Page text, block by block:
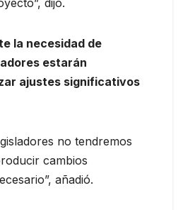
la necesidad de
estarán
ajustes significativos
no tendremos
cambios
añadió.